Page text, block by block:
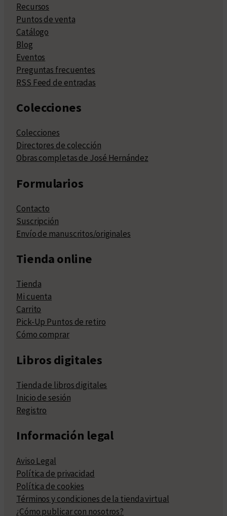
Recursos
Puntos de venta
Catálogo
Blog
Eventos
Preguntas frecuentes
RSS Feed de entradas
Colecciones
Colecciones
Directores de colección
Obras completas de José Hernández
Formularios
Contacto
Suscripción
Envío de manuscritos/originales
Tienda online
Tienda
Mi cuenta
Carrito
Pick-Up Puntos de retiro
Cómo comprar
Libros digitales
Tienda de libros digitales
Inicio de sesión
Registro
Información legal
Aviso Legal
Política de privacidad
Política de cookies
Términos y condiciones de la tienda virtual
¿Cómo publicar con nosotros?